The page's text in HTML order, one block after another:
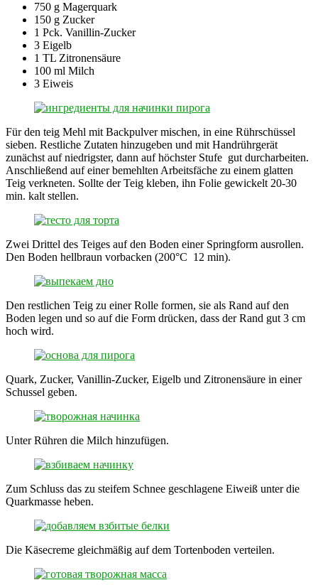
750 g Magerquark
150 g Zucker
1 Pck. Vanillin-Zucker
3 Eigelb
1 TL Zitronensäure
100 ml Milch
3 Eiweis
Für den teig Mehl mit Backpulver mischen, in eine Rührschüssel
sieben. Restliche Zutaten hinzugeben und mit Handrührgerät
zunächst auf niedrigster, dann auf höchster Stufe gut durcharbeiten.
Anschließend auf einer bemehlten Arbeitsfäche zu einem glatten
Teig verkneten. Sollte der Teig kleben, ihn Folie gewickelt 20-30
min. kalt stellen.
Zwei Drittel des Teiges auf den Boden einer Springform ausrollen.
Den Boden hellbraun vorbacken (200°C 12 min).
Den restlichen Teig zu einer Rolle formen, sie als Rand auf den
Boden legen und so auf die Form drücken, dass der Rand gut 3 cm
hoch wird.
Quark, Zucker, Vanillin-Zucker, Eigelb und Zitronensäure in einer
Schussel geben.
Unter Rühren die Milch hinzufügen.
Zum Schluss das zu steifem Schnee geschlagene Eiweiß unter die
Quarkmasse heben.
Die Käsecreme gleichmäßig auf dem Tortenboden verteilen.